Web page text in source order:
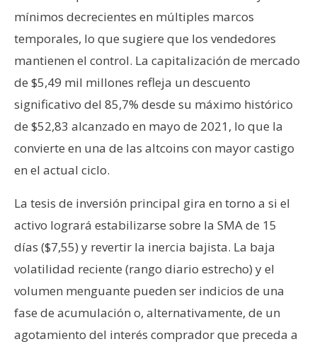
P
l
i
c
d
a
d
mínimos decrecientes en múltiples marcos
temporales, lo que sugiere que los vendedores
mantienen el control. La capitalización de mercado
de $5,49 mil millones refleja un descuento
significativo del 85,7% desde su máximo histórico
de $52,83 alcanzado en mayo de 2021, lo que la
convierte en una de las altcoins con mayor castigo
en el actual ciclo.
La tesis de inversión principal gira en torno a si el
activo logrará estabilizarse sobre la SMA de 15
días ($7,55) y revertir la inercia bajista. La baja
volatilidad reciente (rango diario estrecho) y el
volumen menguante pueden ser indicios de una
fase de acumulación o, alternativamente, de un
agotamiento del interés comprador que preceda a